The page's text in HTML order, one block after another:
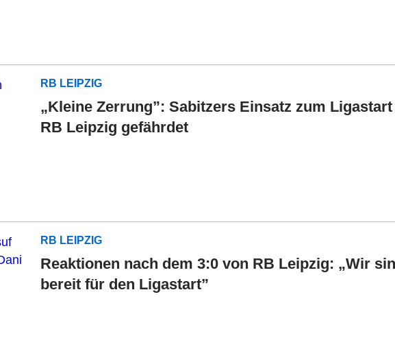
RB LEIPZIG
„Kleine Zerrung”: Sabitzers Einsatz zum
RB Leipzig gefährdet
RB LEIPZIG
Reaktionen nach dem 3:0 von RB Leipzig: „Wir
bereit für den Ligastart”